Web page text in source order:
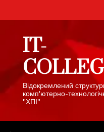
to
IT-
Відокремлений
комп'ютерно-
"ХПІ"